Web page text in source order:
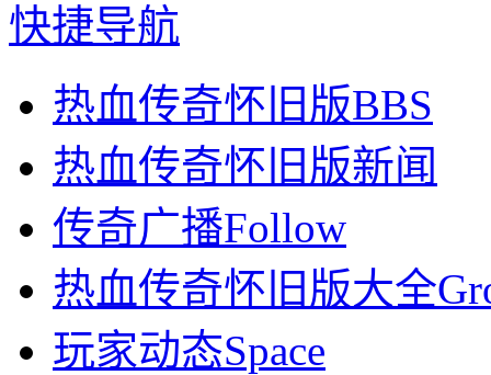
快捷导航
热血传奇怀旧版BBS
热血传奇怀旧版新闻
传奇广播Follow
热血传奇怀旧版大全
玩家动态Space